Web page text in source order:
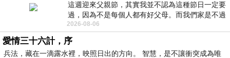
這週迎來父親節，其實我並不認為這種節日一定要
過，因為不是每個人都有好父母。而我們家是不過
節的，平時也沒什麼儀式感，生活趨近冷
2026-08-06
愛情三十六計，序
兵法，藏在一滴露水裡，映照日出的方向。 智慧，是不讓衝突成為唯